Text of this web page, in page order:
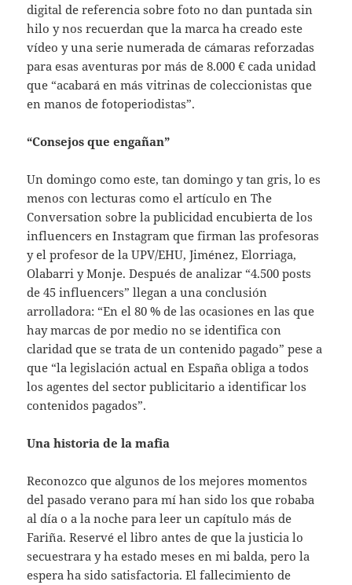
digital de referencia sobre foto no dan puntada sin
hilo y nos recuerdan que la marca ha creado este
vídeo y una serie numerada de cámaras reforzadas
para esas aventuras por más de 8.000 € cada unidad
que “acabará en más vitrinas de coleccionistas que
en manos de fotoperiodistas”.
“Consejos que engañan”
Un domingo como este, tan domingo y tan gris, lo es
menos con lecturas como el artículo en The
Conversation sobre la publicidad encubierta de los
influencers en Instagram que firman las profesoras
y el profesor de la UPV/EHU, Jiménez, Elorriaga,
Olabarri y Monje. Después de analizar “4.500 posts
de 45 influencers” llegan a una conclusión
arrolladora: “En el 80 % de las ocasiones en las que
hay marcas de por medio no se identifica con
claridad que se trata de un contenido pagado” pese a
que “la legislación actual en España obliga a todos
los agentes del sector publicitario a identificar los
contenidos pagados”.
Una historia de la mafia
Reconozco que algunos de los mejores momentos
del pasado verano para mí han sido los que robaba
al día o a la noche para leer un capítulo más de
Fariña. Reservé el libro antes de que la justicia lo
secuestrara y ha estado meses en mi balda, pero la
espera ha sido satisfactoria. El fallecimiento de